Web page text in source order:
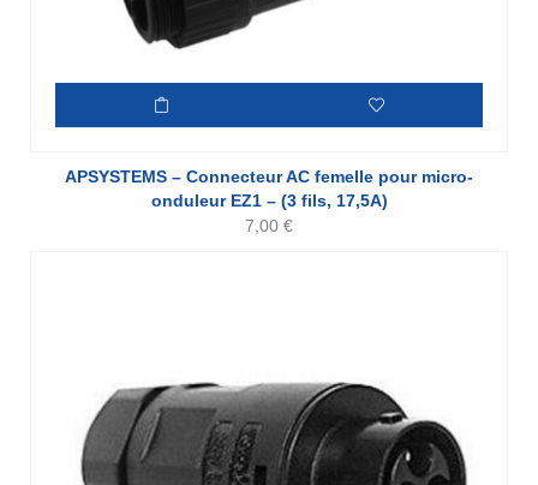
APSYSTEMS – Connecteur AC femelle pour micro-
onduleur EZ1 – (3 fils, 17,5A)
7,00 €